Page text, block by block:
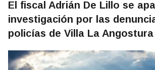
El fiscal Adrián De Lillo se
investigación por las
policías de Villa La Angostura